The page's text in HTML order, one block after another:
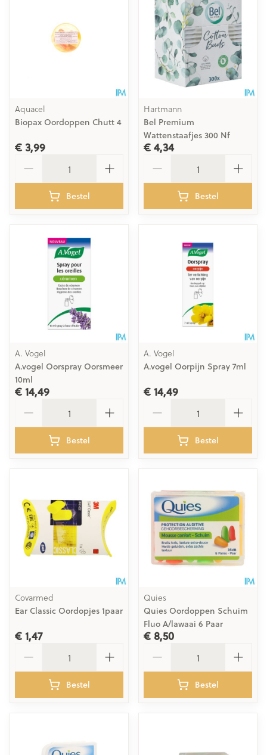
Aquacel
Biopax Oordoppen Chutt 4
€ 3,99
Bestel
Hartmann
Bel Premium
Wattenstaafjes 300 Nf
€ 4,34
Bestel
A. Vogel
A.vogel Oorspray Oorsmeer
10ml
€ 14,49
Bestel
A. Vogel
A.vogel Oorpijn Spray 7ml
€ 14,49
Bestel
Covarmed
Ear Classic Oordopjes 1paar
€ 1,47
Bestel
Quies
Quies Oordoppen Schuim
Fluo A/lawaai 6 Paar
€ 8,50
Bestel